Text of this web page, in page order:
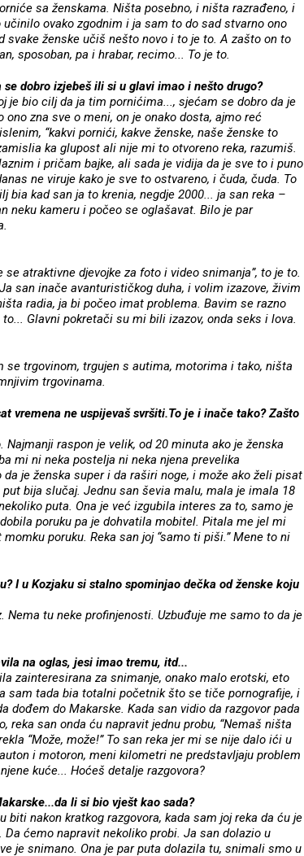
sa ženskama. Ništa posebno, i ništa razrađeno, i
ovako zgodnim i ja sam to do sad stvarno ono
svake ženske učiš nešto novo i to je to. A zašto on to
sposoban, pa i hrabar, recimo... To je to.
dobro izjebeš ili si u glavi imao i nešto drugo?
je bio cilj da ja tim pornićima..., sjećam se dobro da je
zna sve o meni, on je onako dosta, ajmo reć
“kakvi pornići, kakve ženske, naše ženske to
ka glupost ali nije mi to otvoreno reka, razumiš.
i pričam bajke, ali sada je vidija da je sve to i puno
ne viruje kako je sve to ostvareno, i čuda, čuda. To
bia kad san ja to krenia, negdje 2000... ja san reka –
neku kameru i počeo se oglašavat. Bilo je par
atraktivne djevojke za foto i video snimanja”, to je to.
san inače avanturističkog duha, i volim izazove, živim
radia, ja bi počeo imat problema. Bavim se razno
Glavni pokretači su mi bili izazov, onda seks i lova.
se trgovinom, trgujen s autima, motorima i tako, ništa
trgovinama.
vremena ne uspijevaš svršiti.To je i inače tako? Zašto
raspon je velik, od 20 minuta ako je ženska
mi ni neka postelja ni neka njena prevelika
je ženska super i da raširi noge, i može ako želi pisat
bija slučaj. Jednu san ševia malu, mala je imala 18
puta. Ona je već izgubila interes za to, samo je
poruku pa je dohvatila mobitel. Pitala me jel mi
poruku. Reka san joj “samo ti piši.” Mene to ni
I u Kozjaku si stalno spominjao dečka od ženske koju
Nema tu neke profinjenosti. Uzbuđuje me samo to da je
na oglas, jesi imao tremu, itd...
zainteresirana za snimanje, onako malo erotski, eto
sam tada bia totalni početnik što se tiče pornografije, i
dođem do Makarske. Kada san vidio da razgovor pada
reka san onda ću napravit jednu probu, “Nemaš ništa
“Može, može!” To san reka jer mi se nije dalo ići u
i motoron, meni kilometri ne predstavljaju problem
kuće... Hoćeš detalje razgovora?
li si bio vješt kao sada?
biti nakon kratkog razgovora, kada sam joj reka da ću je
ćemo napravit nekoliko probi. Ja san dolazio u
je snimano. Ona je par puta dolazila tu, snimali smo u